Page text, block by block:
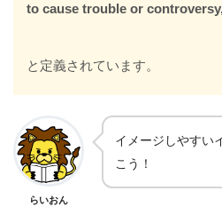
to cause trouble or
と定義されています。
らいおん
イメージしやすい
こう！